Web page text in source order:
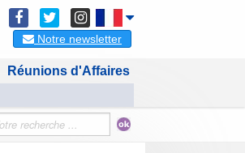
Notre newsletter
Réunions d'Affaires